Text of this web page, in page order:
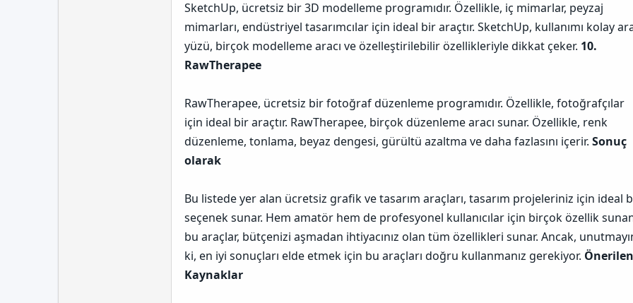
SketchUp, ücretsiz bir 3D modelleme programıdır. Özellikle, iç mimarlar, peyzaj
mimarları, endüstriyel tasarımcılar için ideal bir araçtır. SketchUp, kullanımı kolay
yüzü, birçok modelleme aracı ve özelleştirilebilir özellikleriyle dikkat çeker. 10.
RawTherapee
RawTherapee, ücretsiz bir fotoğraf düzenleme programıdır. Özellikle, fotoğrafçılar
için ideal bir araçtır. RawTherapee, birçok düzenleme aracı sunar. Özellikle, renk
düzenleme, tonlama, beyaz dengesi, gürültü azaltma ve daha fazlasını içerir. Sonuç
olarak
Bu listede yer alan ücretsiz grafik ve tasarım araçları, tasarım projeleriniz için ideal
seçenek sunar. Hem amatör hem de profesyonel kullanıcılar için birçok özellik
bu araçlar, bütçenizi aşmadan ihtiyacınız olan tüm özellikleri sunar. Ancak,
ki, en iyi sonuçları elde etmek için bu araçları doğru kullanmanız gerekiyor. Önerilen
Kaynaklar